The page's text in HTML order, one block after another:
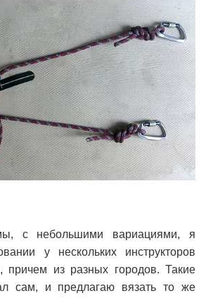
с небольшими вариациями, я
у нескольких инструкторов
причем из разных городов. Такие
сам, и предлагаю вязать то же